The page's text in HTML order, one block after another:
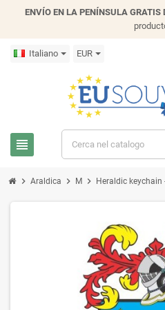
ENVÍO EN LA PENÍNSULA GRATIS
Italiano EUR
view_headline
chevron_right Araldica chevron_right M chevron_right Heraldic